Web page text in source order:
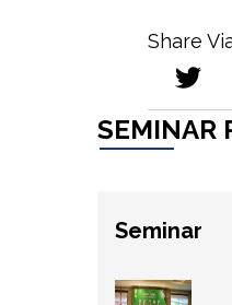
Share
SEMINAR
Seminar